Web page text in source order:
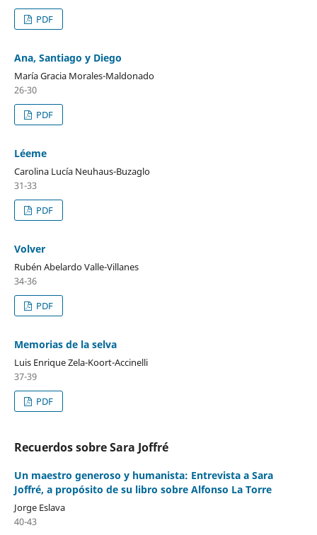
PDF
Ana, Santiago y Diego
María Gracia Morales-Maldonado
26-30
PDF
Léeme
Carolina Lucía Neuhaus-Buzaglo
31-33
PDF
Volver
Rubén Abelardo Valle-Villanes
34-36
PDF
Memorias de la selva
Luis Enrique Zela-Koort-Accinelli
37-39
PDF
Recuerdos sobre Sara Joffré
Un maestro generoso y humanista: Entrevista a Sara
Joffré, a propósito de su libro sobre Alfonso La Torre
Jorge Eslava
40-43